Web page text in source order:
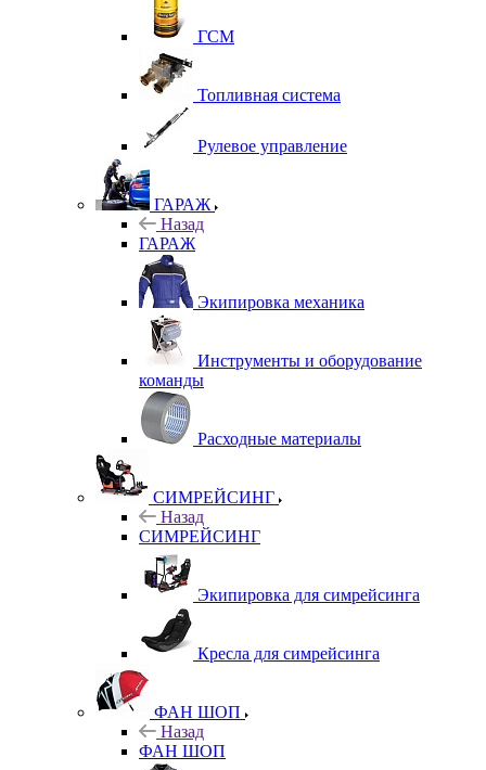
ГСМ
Топливная система
Рулевое управление
ГАРАЖ
Назад
ГАРАЖ
Экипировка механика
Инструменты и оборудование
команды
Расходные материалы
СИМРЕЙСИНГ
Назад
СИМРЕЙСИНГ
Экипировка для симрейсинга
Кресла для симрейсинга
ФАН ШОП
Назад
ФАН ШОП